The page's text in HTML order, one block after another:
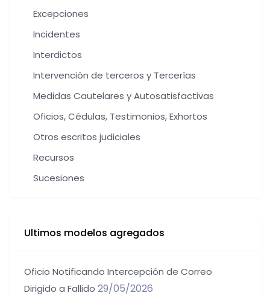
Excepciones
Incidentes
Interdictos
Intervención de terceros y Tercerías
Medidas Cautelares y Autosatisfactivas
Oficios, Cédulas, Testimonios, Exhortos
Otros escritos judiciales
Recursos
Sucesiones
Ultimos modelos agregados
Oficio Notificando Intercepción de Correo
Dirigido a Fallido 29/05/2026